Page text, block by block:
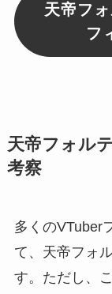
天帝フ
フ
天帝フォル
考察
多くのVTuber
て、天帝フォ
す。ただし、